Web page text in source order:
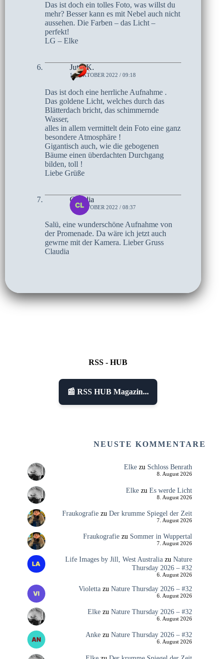
Das ist doch ein tolles Foto, was willst du
mehr? Besser kann es mit Nebel auch nicht
aussehen. Die Farben – das Licht –
perfekt!
LG – Elke
Jutta K.
14. OKTOBER 2022 / 09:18
Das ist doch eine herrliche Aufnahme .
Das goldene Licht, welches durch das
Blätterdach bricht, das schimmernde
Wasser,
alles in allem vermittelt dein Foto eine ganz
besondere Atmosphäre !
Gigantisch auch, wie die gebogenen
Bäume einen überdachten Durchgang
bilden, toll !
Liebe Grüße
Claudia
14. OKTOBER 2022 / 08:37
Salü, eine wunderschöne Aufnahme von
der Promenade. Da wäre ich jetzt auch
gewrne mit der Kamera. Lieber Gruss
Claudia
RSS - HUB
📰 RSS HUB Magazin...
NEUSTE KOMMENTARE
Elkezu Schloss Benrath
8. August 2026
Elkezu Es werde Licht
8. August 2026
Fraukografiezu Der krumme Spiegel der Zeit
7. August 2026
Fraukografiezu Sommer in Wuppertal
7. August 2026
Life Images by Jill, West Australiazu Nature
Thursday 2026 – #32
6. August 2026
Violettazu Nature Thursday 2026 – #32
6. August 2026
Elkezu Nature Thursday 2026 – #32
6. August 2026
Ankezu Nature Thursday 2026 – #32
6. August 2026